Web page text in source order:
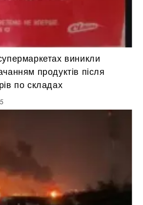
виникли
продуктів після
по складах